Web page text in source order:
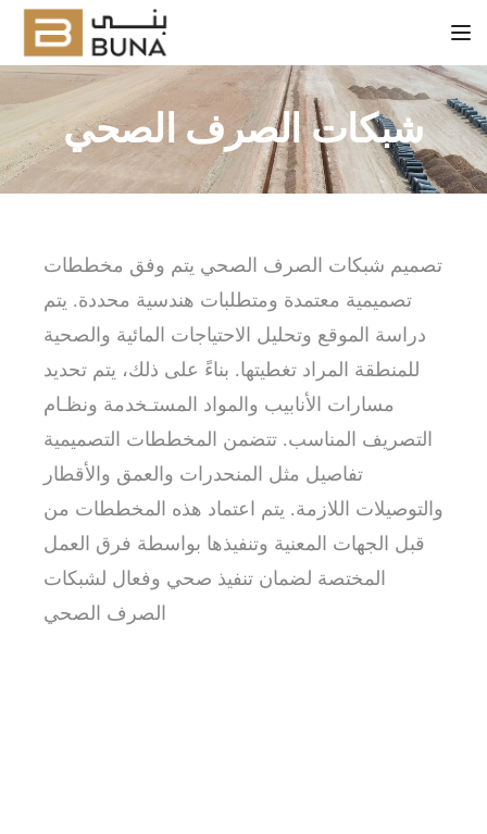
شبكات الصرف الصحي
تصميم شبكات الصرف الصحي يتم وفق مخططات
تصميمية معتمدة ومتطلبات هندسية محددة. يتم
دراسة الموقع وتحليل الاحتياجات المائية والصحية
للمنطقة المراد تغطيتها. بناءً على ذلك، يتم تحديد
مسارات الأنابيب والمواد المستـخدمة ونظـام
التصريف المناسب. تتضمن المخططات التصميمية
تفاصيل مثل المنحدرات والعمق والأقطار
والتوصيلات اللازمة. يتم اعتماد هذه المخططات من
قبل الجهات المعنية وتنفيذها بواسطة فرق العمل
المختصة لضمان تنفيذ صحي وفعال لشبكات
الصرف الصحي